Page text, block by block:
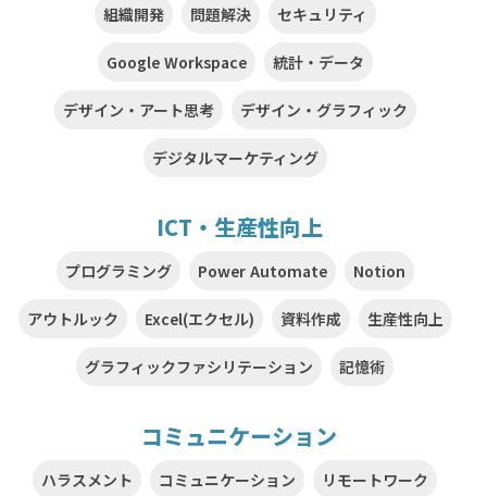
組織開発 問題解決 セキュリティ
Google Workspace 統計・データ
デザイン・アート思考 デザイン・グラフィック
デジタルマーケティング
ICT・生産性向上
プログラミング Power Automate Notion
アウトルック Excel(エクセル) 資料作成 生産性向上
グラフィックファシリテーション 記憶術
コミュニケーション
ハラスメント コミュニケーション リモートワーク